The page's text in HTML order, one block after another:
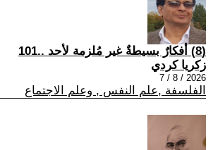
(8) أفكارٌ بسيطةٌ غير مُلزمة لأحد ..101
زكريا كردي
2026 / 8 / 7
الفلسفة ,علم النفس , وعلم الاجتماع